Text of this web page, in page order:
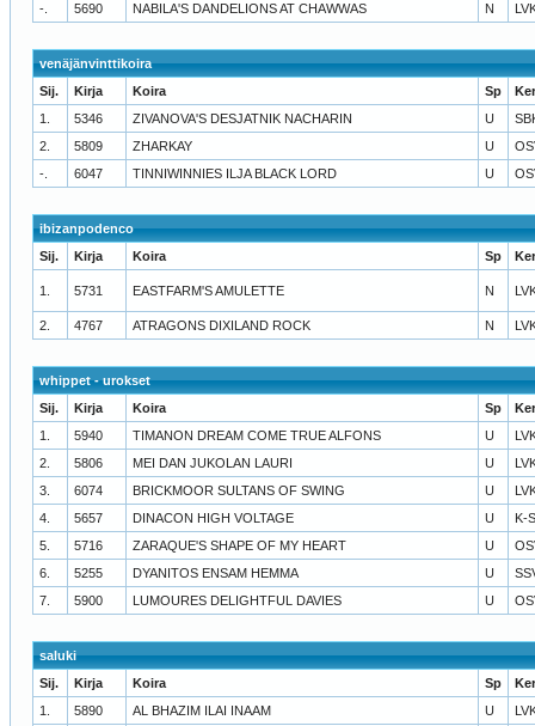
-.
5690 NABILA'S DANDELIONS AT CHAWWAS N
venäjänvinttikoira
Sij.
Kirja Koira Sp
1.
5346 ZIVANOVA'S DESJATNIK NACHARIN U
2.
5809 ZHARKAY U
-.
6047 TINNIWINNIES ILJA BLACK LORD U
ibizanpodenco
Sij.
Kirja Koira Sp
1. 5731 EASTFARM'S AMULETTE N
2. 4767 ATRAGONS DIXILAND ROCK N
whippet - urokset
Sij.
Kirja Koira Sp
1.
5940 TIMANON DREAM COME TRUE ALFONS U
2.
5806 MEI DAN JUKOLAN LAURI U
3.
6074 BRICKMOOR SULTANS OF SWING U
4.
5657 DINACON HIGH VOLTAGE U
K-
5.
5716 ZARAQUE'S SHAPE OF MY HEART U
6.
5255 DYANITOS ENSAM HEMMA U
7.
5900 LUMOURES DELIGHTFUL DAVIES U
saluki
Sij.
Kirja Koira Sp
1.
5890 AL BHAZIM ILAI INAAM U